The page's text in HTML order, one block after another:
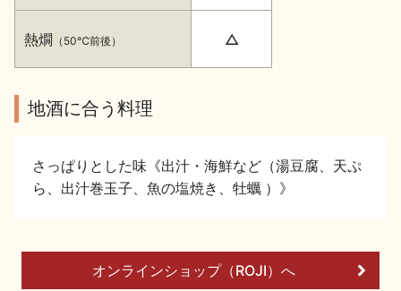
季節の商品 イベント情報
地酒蔵元会WEB展示会 地酒蔵元会利酒会
熱燗 （50℃前後） △
地酒に合う料理
さっぱりとした味《出汁・海鮮など（湯豆腐、天ぷ
ら、出汁巻玉子、魚の塩焼き、牡蠣 ）》
オンラインショップ（ROJI）へ